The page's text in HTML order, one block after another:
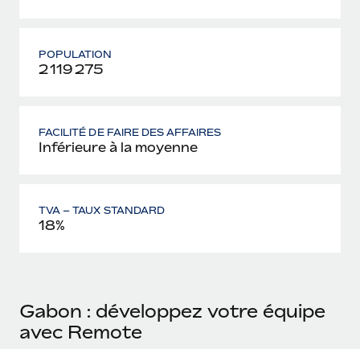
POPULATION
2 119 275
FACILITÉ DE FAIRE DES AFFAIRES
Inférieure à la moyenne
TVA – TAUX STANDARD
18%
Gabon : développez votre équipe
avec Remote